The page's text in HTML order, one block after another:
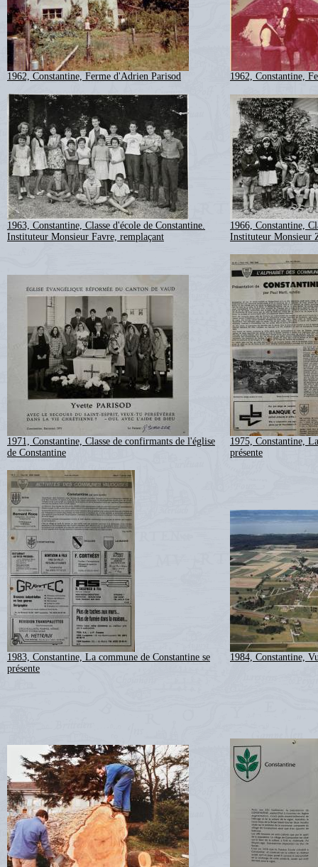
1962, Constantine, Ferme d'Adrien Parisod 1962, Constantine,
1963, Constantine, Classe d'école de Constantine.
Instituteur Monsieur Favre, remplaçant
1966, Constantine,
Instituteur Monsieur
1971, Constantine, Classe de confirmants de l'église
de Constantine
1975, Constantine,
présente
1983, Constantine, La commune de Constantine se
présente
1984, Constantine,